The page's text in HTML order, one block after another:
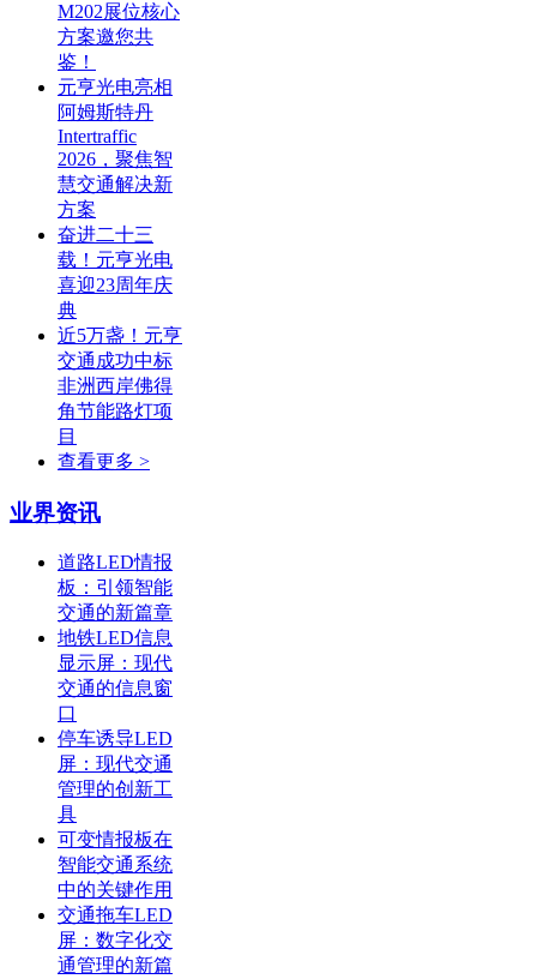
M202展位核心
方案邀您共
鉴！
元亨光电亮相
阿姆斯特丹
Intertraffic
2026，聚焦智
慧交通解决新
方案
奋进二十三
载！元亨光电
喜迎23周年庆
典
近5万盏！元亨
交通成功中标
非洲西岸佛得
角节能路灯项
目
查看更多 >
业界资讯
道路LED情报
板：引领智能
交通的新篇章
地铁LED信息
显示屏：现代
交通的信息窗
口
停车诱导LED
屏：现代交通
管理的创新工
具
可变情报板在
智能交通系统
中的关键作用
交通拖车LED
屏：数字化交
通管理的新篇